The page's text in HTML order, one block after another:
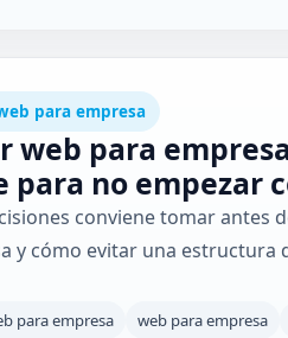
para empresa
web para
para no empezar
conviene tomar antes
y cómo evitar una estructura
para empresa web para empresa